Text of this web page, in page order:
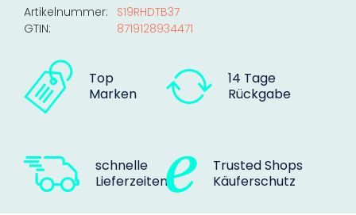
Artikelnummer:
S19RHDTB37
GTIN:
8719128934471
Top
Marken
14 Tage
Rückgabe
schnelle
Lieferzeiten
Trusted Shops
Käuferschutz